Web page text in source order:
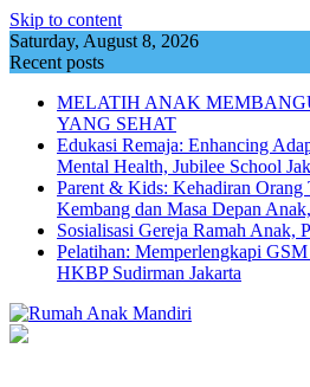
Skip to content
Saturday, August 8, 2026
Recent posts
MELATIH ANAK
YANG SEHAT
Edukasi Remaja: Enhancing
Mental Health, Jubilee School
Parent & Kids: Kehadiran Orang
Kembang dan Masa Depan
Sosialisasi Gereja Ramah Anak,
Pelatihan: Memperlengkapi
HKBP Sudirman Jakarta